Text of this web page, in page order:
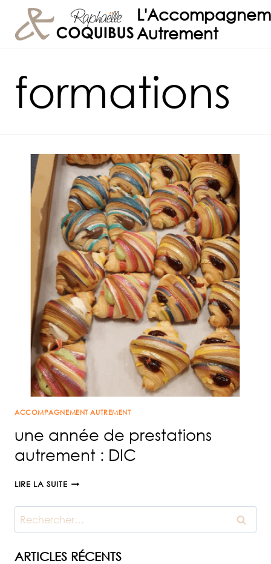
contenu
Autrement
formations
ACCOMPAGNEMENT AUTREMENT
une année de prestations
autrement : DIC
LIRE LA SUITEUNE
DE
PRESTATIONS
Rechercher :
ARTICLES RÉCENTS